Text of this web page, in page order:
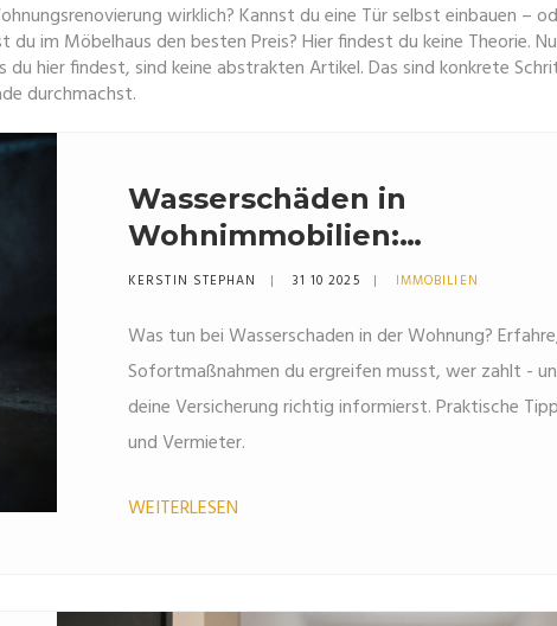
wirklich? Kannst du eine Tür selbst einbauen –
im Möbelhaus den besten Preis? Hier findest du keine Theorie.
hier findest, sind keine abstrakten Artikel. Das sind konkrete
durchmachst.
Wasserschäden in
Wohnimmobilien:
Sofortmaßnahmen und
KERSTIN STEPHAN 31 10 2025 IMMOBILIEN
Was tun bei Wasserschaden in der Wohnung?
Sofortmaßnahmen du ergreifen musst, wer zahlt -
deine Versicherung richtig informierst. Praktische
und Vermieter.
WEITERLESEN